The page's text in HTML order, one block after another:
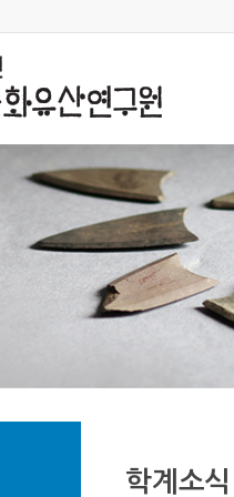
학계소식